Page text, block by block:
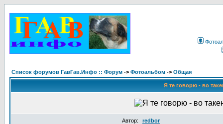
Список форумов ГавГав.Инфо :: Форум -> Фотоальбом -> Общая
Я те говорю - во
Автор:
redbor